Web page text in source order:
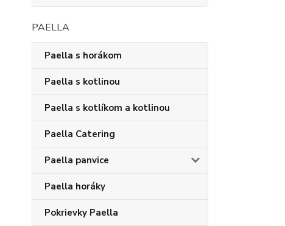
PAELLA
Paella s horákom
Paella s kotlinou
Paella s kotlíkom a kotlinou
Paella Catering
Paella panvice
Paella horáky
Pokrievky Paella